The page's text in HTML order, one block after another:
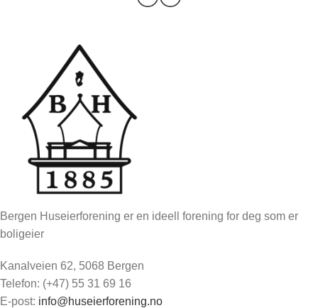
Bergen Huseierforening er en ideell forening for deg som er
boligeier
Kanalveien 62, 5068 Bergen
Telefon: (+47) 55 31 69 16
E-post: info@huseierforening.no